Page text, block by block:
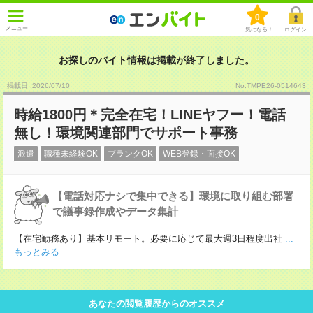
メニュー
0
気になる！ ログイン
お探しのバイト情報は掲載が終了しました。
掲載日 :2026/07/10 No.TMPE26-0514643
時給1800円＊完全在宅！LINEヤフー！電話
無し！環境関連部門でサポート事務
派遣 職種未経験OK ブランクOK WEB登録・面接OK
【電話対応ナシで集中できる】環境に取り組む部署
で議事録作成やデータ集計
【在宅勤務あり】基本リモート。必要に応じて最大週3日程度出社 ...
もっとみる
あなたの閲覧履歴からのオススメ